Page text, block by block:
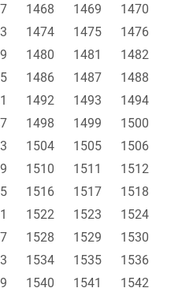
1468 1469
1470
1474 1475
1476
1480 1481
1482
1486 1487
1488
1492 1493
1494
1498 1499
1500
1504 1505
1506
1510 1511
1512
1516 1517
1518
1522 1523
1524
1528 1529
1530
1534 1535
1536
1540 1541
1542